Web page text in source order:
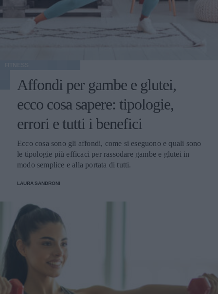
Affondi per gambe e glutei,
ecco cosa sapere: tipologie,
errori e tutti i benefici
Ecco cosa sono gli affondi, come si eseguono e quali sono
le tipologie più efficaci per rassodare gambe e glutei in
modo semplice e alla portata di tutti.
LAURA SANDRONI